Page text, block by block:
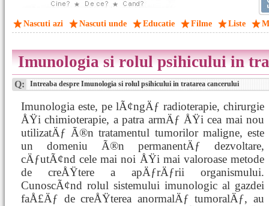
Nascuti azi Nascuti unde Educatie Filme Liste
Imunologia si rolul psihicului in
Q: Intreaba despre Imunologia si rolul psihicului in tratarea cancerului
Imunologia este, pe lÃ¢ngÄƒ radioterapie, chirurgie
ÅŸi chimioterapie, a patra armÄƒ ÅŸi cea mai nou
utilizatÄƒ Ã®n tratamentul tumorilor maligne, este
un domeniu Ã®n permanentÄƒ dezvoltare,
cÄƒutÃ¢nd cele mai noi ÅŸi mai valoroase metode
de creÅŸtere a apÄƒrÄƒrii organismului.
CunoscÃ¢nd rolul sistemului imunologic al gazdei
faÅ£Äƒ de creÅŸterea anormalÄƒ tumoralÄƒ, au